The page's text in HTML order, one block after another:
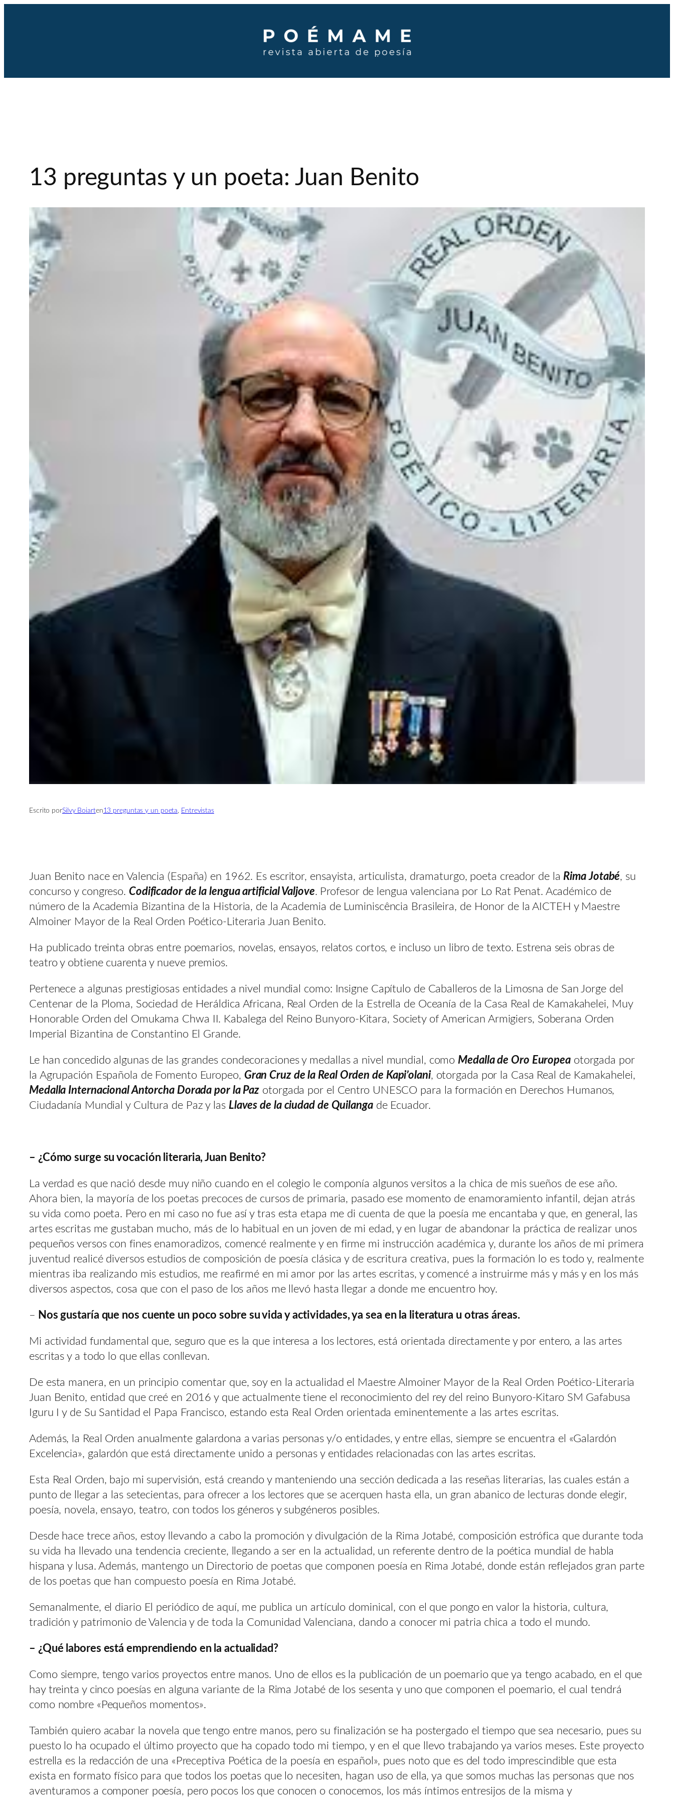
13 preguntas y un poeta: Juan Benito
Escrito porSilvy Boiarten13 preguntas y un poeta, Entrevistas
Juan Benito nace en Valencia (España) en 1962. Es escritor, ensayista, articulista, dramaturgo, poeta creador de la Rima Jotabé, su
concurso y congreso. Codificador de la lengua artificial Valjove. Profesor de lengua valenciana por Lo Rat Penat. Académico de
número de la Academia Bizantina de la Historia, de la Academia de Luminiscência Brasileira, de Honor de la AICTEH y Maestre
Almoiner Mayor de la Real Orden Poético-Literaria Juan Benito.
Ha publicado treinta obras entre poemarios, novelas, ensayos, relatos cortos, e incluso un libro de texto. Estrena seis obras de
teatro y obtiene cuarenta y nueve premios.
Pertenece a algunas prestigiosas entidades a nivel mundial como: Insigne Capítulo de Caballeros de la Limosna de San Jorge del
Centenar de la Ploma, Sociedad de Heráldica Africana, Real Orden de la Estrella de Oceanía de la Casa Real de Kamakahelei, Muy
Honorable Orden del Omukama Chwa II. Kabalega del Reino Bunyoro-Kitara, Society of American Armigiers, Soberana Orden
Imperial Bizantina de Constantino El Grande.
Le han concedido algunas de las grandes condecoraciones y medallas a nivel mundial, como Medalla de Oro Europeaotorgada por
la Agrupación Española de Fomento Europeo, Gran Cruz de la Real Orden de Kapi’olani, otorgada por la Casa Real de Kamakahelei,
Medalla Internacional Antorcha Dorada por la Paz otorgada por el Centro UNESCO para la formación en Derechos Humanos,
Ciudadanía Mundial y Cultura de Paz y las Llaves de la ciudad de Quilangade Ecuador.
– ¿Cómo surge su vocación literaria, Juan Benito?
La verdad es que nació desde muy niño cuando en el colegio le componía algunos versitos a la chica de mis sueños de ese año.
Ahora bien, la mayoría de los poetas precoces de cursos de primaria, pasado ese momento de enamoramiento infantil, dejan atrás
su vida como poeta. Pero en mi caso no fue así y tras esta etapa me di cuenta de que la poesía me encantaba y que, en general, las
artes escritas me gustaban mucho, más de lo habitual en un joven de mi edad, y en lugar de abandonar la práctica de realizar unos
pequeños versos con fines enamoradizos, comencé realmente y en firme mi instrucción académica y, durante los años de mi primera
juventud realicé diversos estudios de composición de poesía clásica y de escritura creativa, pues la formación lo es todo y, realmente
mientras iba realizando mis estudios, me reafirmé en mi amor por las artes escritas, y comencé a instruirme más y más y en los más
diversos aspectos, cosa que con el paso de los años me llevó hasta llegar a donde me encuentro hoy.
– Nos gustaría que nos cuente un poco sobre su vida y actividades, ya sea en la literatura u otras áreas.
Mi actividad fundamental que, seguro que es la que interesa a los lectores, está orientada directamente y por entero, a las artes
escritas y a todo lo que ellas conllevan.
De esta manera, en un principio comentar que, soy en la actualidad el Maestre Almoiner Mayor de la Real Orden Poético-Literaria
Juan Benito, entidad que creé en 2016 y que actualmente tiene el reconocimiento del rey del reino Bunyoro-Kitaro SM Gafabusa
Iguru I y de Su Santidad el Papa Francisco, estando esta Real Orden orientada eminentemente a las artes escritas.
Además, la Real Orden anualmente galardona a varias personas y/o entidades, y entre ellas, siempre se encuentra el «Galardón
Excelencia», galardón que está directamente unido a personas y entidades relacionadas con las artes escritas.
Esta Real Orden, bajo mi supervisión, está creando y manteniendo una sección dedicada a las reseñas literarias, las cuales están a
punto de llegar a las setecientas, para ofrecer a los lectores que se acerquen hasta ella, un gran abanico de lecturas donde elegir,
poesía, novela, ensayo, teatro, con todos los géneros y subgéneros posibles.
Desde hace trece años, estoy llevando a cabo la promoción y divulgación de la Rima Jotabé, composición estrófica que durante toda
su vida ha llevado una tendencia creciente, llegando a ser en la actualidad, un referente dentro de la poética mundial de habla
hispana y lusa. Además, mantengo un Directorio de poetas que componen poesía en Rima Jotabé, donde están reflejados gran parte
de los poetas que han compuesto poesía en Rima Jotabé.
Semanalmente, el diario El periódico de aquí, me publica un artículo dominical, con el que pongo en valor la historia, cultura,
tradición y patrimonio de Valencia y de toda la Comunidad Valenciana, dando a conocer mi patria chica a todo el mundo.
– ¿Qué labores está emprendiendo en la actualidad?
Como siempre, tengo varios proyectos entre manos. Uno de ellos es la publicación de un poemario que ya tengo acabado, en el que
hay treinta y cinco poesías en alguna variante de la Rima Jotabé de los sesenta y uno que componen el poemario, el cual tendrá
como nombre «Pequeños momentos».
También quiero acabar la novela que tengo entre manos, pero su finalización se ha postergado el tiempo que sea necesario, pues su
puesto lo ha ocupado el último proyecto que ha copado todo mi tiempo, y en el que llevo trabajando ya varios meses. Este proyecto
estrella es la redacción de una «Preceptiva Poética de la poesía en español», pues noto que es del todo imprescindible que esta
exista en formato físico para que todos los poetas que lo necesiten, hagan uso de ella, ya que somos muchas las personas que nos
aventuramos a componer poesía, pero pocos los que conocen o conocemos, los más íntimos entresijos de la misma y